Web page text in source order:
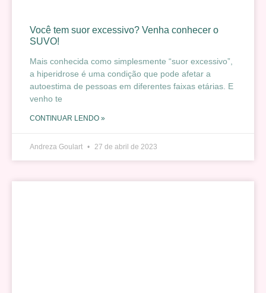
Você tem suor excessivo? Venha conhecer o
SUVO!
Mais conhecida como simplesmente “suor excessivo”,
a hiperidrose é uma condição que pode afetar a
autoestima de pessoas em diferentes faixas etárias. E
venho te
CONTINUAR LENDO »
Andreza Goulart 27 de abril de 2023